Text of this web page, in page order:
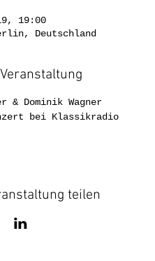
19:00
Deutschland
& Dominik Wagner
bei Klassikradio
teilen